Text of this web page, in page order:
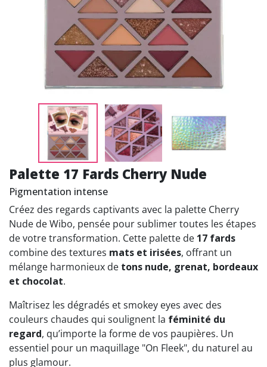
Palette 17 Fards Cherry Nude
Pigmentation intense
Créez des regards captivants avec la palette Cherry
Nude de Wibo, pensée pour sublimer toutes les étapes
de votre transformation. Cette palette de 17 fards
combine des textures mats et irisées, offrant un
mélange harmonieux de tons nude, grenat, bordeaux
et chocolat.
Maîtrisez les dégradés et smokey eyes avec des
couleurs chaudes qui soulignent la féminité du
regard, qu’importe la forme de vos paupières. Un
essentiel pour un maquillage "On Fleek", du naturel au
plus glamour.